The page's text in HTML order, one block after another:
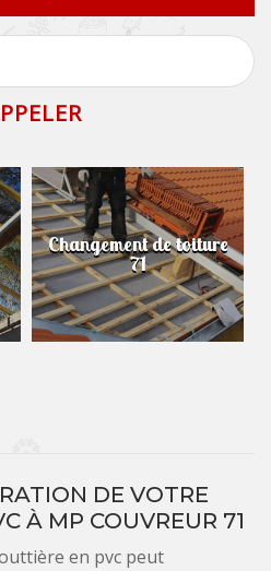
Changement de toiture
71
DE VOTRE
À MP COUVREUR 71
en pvc peut